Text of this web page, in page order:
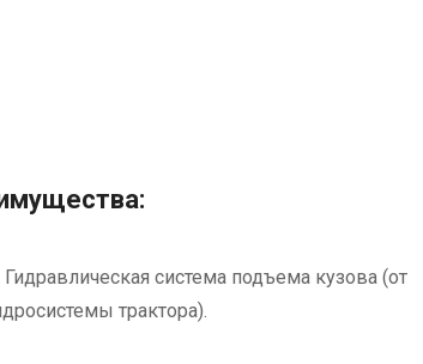
Гидравлическая система подъема кузова (от
трактора).